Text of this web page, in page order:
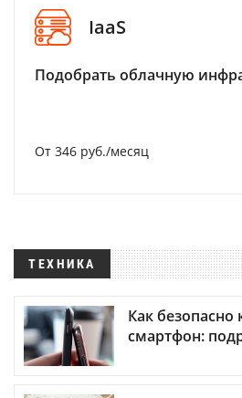
IaaS
Подобрать облачную
От 346 руб./месяц
ТЕХНИКА
Как безопасно
смартфон: